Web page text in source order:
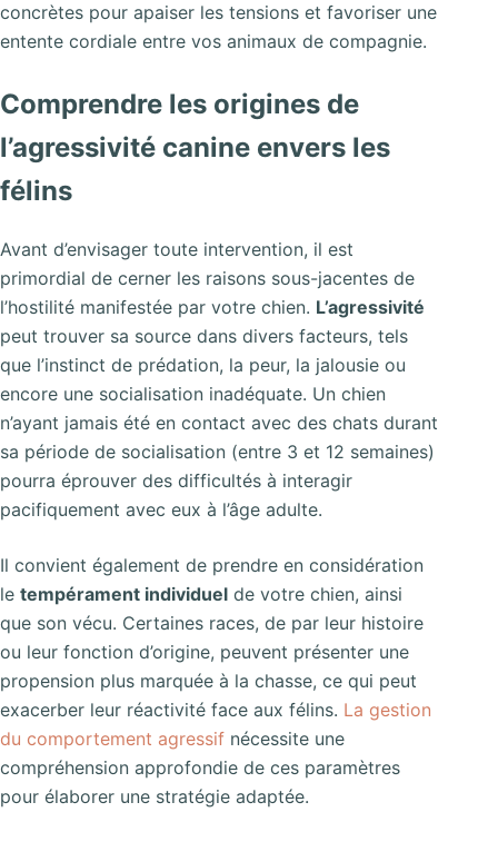
concrètes pour apaiser les tensions et favoriser une
entente cordiale entre vos animaux de compagnie.
Comprendre les origines de
l’agressivité canine envers les
félins
Avant d’envisager toute intervention, il est
primordial de cerner les raisons sous-jacentes de
l’hostilité manifestée par votre chien. L’agressivité
peut trouver sa source dans divers facteurs, tels
que l’instinct de prédation, la peur, la jalousie ou
encore une socialisation inadéquate. Un chien
n’ayant jamais été en contact avec des chats durant
sa période de socialisation (entre 3 et 12 semaines)
pourra éprouver des difficultés à interagir
pacifiquement avec eux à l’âge adulte.
Il convient également de prendre en considération
le tempérament individuel de votre chien, ainsi
que son vécu. Certaines races, de par leur histoire
ou leur fonction d’origine, peuvent présenter une
propension plus marquée à la chasse, ce qui peut
exacerber leur réactivité face aux félins. La gestion
du comportement agressif nécessite une
compréhension approfondie de ces paramètres
pour élaborer une stratégie adaptée.